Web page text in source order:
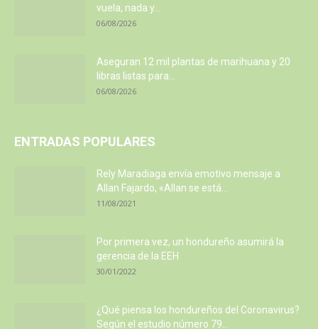
vuela, nada y...
06/08/2026
Aseguran 12 mil plantas de marihuana y 20
libras listas para...
06/08/2026
ENTRADAS POPULARES
Rely Maradiaga envía emotivo mensaje a
Allan Fajardo, «Allan se está...
11/08/2021
Por primera vez, un hondureño asumirá la
gerencia de la EEH
30/01/2022
¿Qué piensa los hondureños del Coronavirus?
Según el estudio número 79...